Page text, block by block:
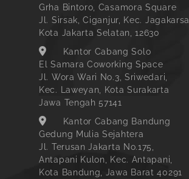
Grha Bintoro, Casamora Square
Jl. Sirsak, Ciganjur, Kec. Jagakarsa,
Kota Jakarta Selatan, 12630
Kantor Cabang Solo
El Samara Coworking Space
Jl. Wora Wari No.3, Sriwedari,
Kec. Laweyan, Kota Surakarta
Jawa Tengah 57141
Kantor Cabang Bandung
Gedung Mulia Sejahtera
Jl. Terusan Jakarta No.175,
Antapani Kulon, Kec. Antapani,
Kota Bandung, Jawa Barat 40291